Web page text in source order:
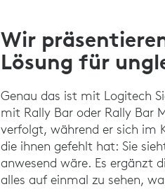
Wir
Lösung für
Genau das ist mit Logitech
mit Rally Bar oder Rally Bar
verfolgt, während er sich im
die ihnen gefehlt hat: Sie
anwesend wäre. Es ergänzt
alles auf einmal zu sehen,